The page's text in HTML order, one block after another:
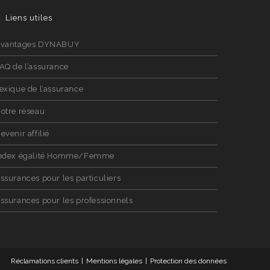
Liens utiles
DYNABUY
de l’assurance
de l’assurance
réseau
affilié
égalité Homme/Femme
pour les particuliers
pour les professionnels
Réclamations clients Mentions légales Protection des données